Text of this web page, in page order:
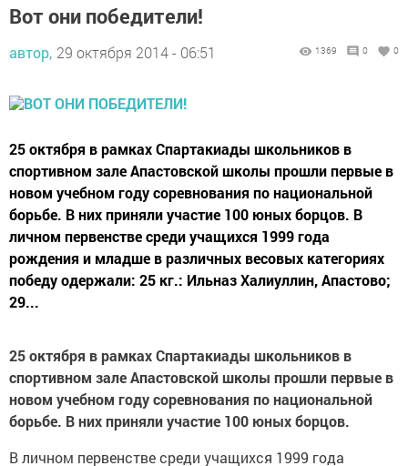
Вот они победители!
автор, 29 октября 2014 - 06:51 1369 0 0
25 октября в рамках Спартакиады школьников в
спортивном зале Апастовской школы прошли первые в
новом учебном году соревнования по национальной
борьбе. В них приняли участие 100 юных борцов. В
личном первенстве среди учащихся 1999 года
рождения и младше в различных весовых категориях
победу одержали: 25 кг.: Ильназ Халиуллин, Апастово;
29...
25 октября в рамках Спартакиады школьников в
спортивном зале Апастовской школы прошли первые в
новом учебном году соревнования по национальной
борьбе. В них приняли участие 100 юных борцов.
В личном первенстве среди учащихся 1999 года